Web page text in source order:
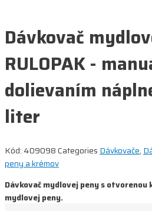
Dávkovač
RULOPAK -
dolievaním
liter
Kód: 409098CategoriesDávkovače,
peny a krémov
Dávkovač mydlovej peny s
mydlovej peny.